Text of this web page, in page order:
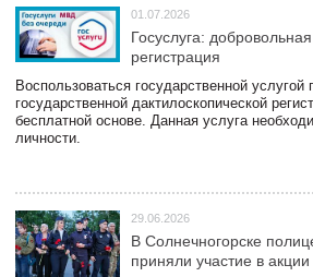
01.07.2026
Госуслуга:
регистрация
Воспользоваться государственной
государственной дактилоскопической
бесплатной основе. Данная услуга
личности.
29.06.2026
В Солнечногорске
приняли участие в